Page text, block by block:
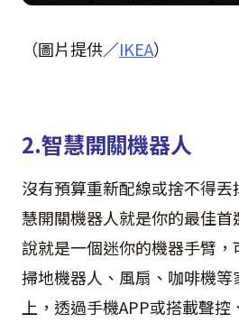
（圖片提供／IKEA）
2.智慧開關機器人
沒有預算重新配線或捨不得
慧開關機器人就是你的最佳
說就是一個迷你的機器手臂
掃地機器人、風扇、咖啡機
上，透過手機APP或搭載聲